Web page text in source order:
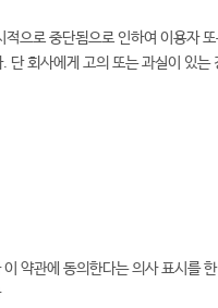
으로 중단됨으로 인하여 이용자
단 회사에게 고의 또는 과실이 있는
약관에 동의한다는 의사 표시를